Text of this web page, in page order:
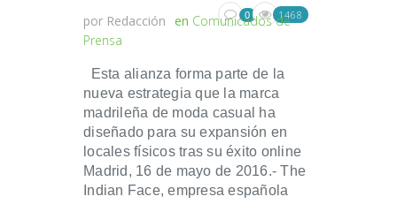
por Redacción en Comunicados de
Prensa
0 1468
Esta alianza forma parte de la
nueva estrategia que la marca
madrileña de moda casual ha
diseñado para su expansión en
locales físicos tras su éxito online
Madrid, 16 de mayo de 2016.- The
Indian Face, empresa española